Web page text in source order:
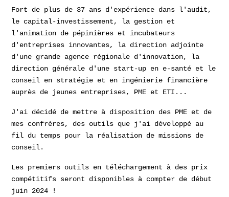
Fort de plus de 37 ans d'expérience dans l'audit,
le capital-investissement, la gestion et
l'animation de pépinières et incubateurs
d'entreprises innovantes, la direction adjointe
d'une grande agence régionale d'innovation, la
direction générale d'une start-up en e-santé et le
conseil en stratégie et en ingénierie financière
auprès de jeunes entreprises, PME et ETI...
J'ai décidé de mettre à disposition des PME et de
mes confrères, des outils que j'ai développé au
fil du temps pour la réalisation de missions de
conseil.
Les premiers outils en téléchargement à des prix
compétitifs seront disponibles à compter de début
juin 2024 !